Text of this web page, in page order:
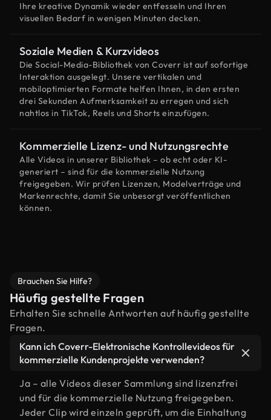
Ihre kreative Dynamik wieder entfesseln und Ihren
visuellen Bedarf in wenigen Minuten decken.
Soziale Medien & Kurzvideos
Die Social-Media-Bibliothek von Coverr ist auf sofortige
Interaktion ausgelegt. Unsere vertikalen und
mobiloptimierten Formate helfen Ihnen, in den ersten
drei Sekunden Aufmerksamkeit zu erregen und sich
nahtlos in TikTok, Reels und Shorts einzufügen.
Kommerzielle Lizenz- und Nutzungsrechte
Alle Videos in unserer Bibliothek – ob echt oder KI-
generiert – sind für die kommerzielle Nutzung
freigegeben. Wir prüfen Lizenzen, Modelverträge und
Markenrechte, damit Sie unbesorgt veröffentlichen
können.
Brauchen Sie Hilfe?
Häufig gestellte Fragen
Erhalten Sie schnelle Antworten auf häufig gestellte
Fragen.
Kann ich Coverr-Elektronische Kontrollevideos für
kommerzielle Kundenprojekte verwenden?
Ja – alle Videos dieser Sammlung sind lizenzfrei
und für die kommerzielle Nutzung freigegeben.
Jeder Clip wird einzeln geprüft, um die Einhaltung